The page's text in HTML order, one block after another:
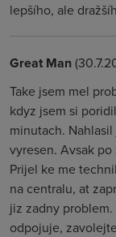
lepšího, ale
Great Man
Take jsem mel
kdyz jsem si
minutach.
vyresen. Avsak
Prijel ke me
na centralu, at
jiz zadny problem.
odpojuje,